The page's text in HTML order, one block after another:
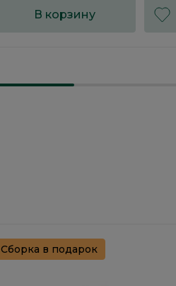
В корзину
Сборка в подарок